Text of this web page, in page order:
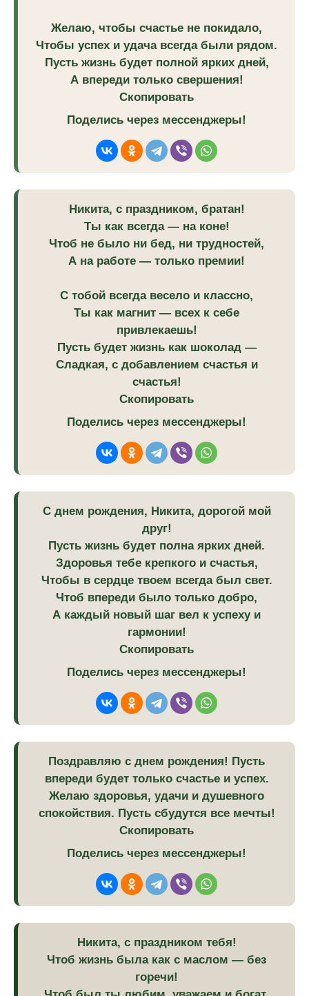
Желаю, чтобы счастье не покидало,
Чтобы успех и удача всегда были рядом.
Пусть жизнь будет полной ярких дней,
А впереди только свершения!
Скопировать
Поделись через мессенджеры!
Никита, с праздником, братан!
Ты как всегда — на коне!
Чтоб не было ни бед, ни трудностей,
А на работе — только премии!
С тобой всегда весело и классно,
Ты как магнит — всех к себе
привлекаешь!
Пусть будет жизнь как шоколад —
Сладкая, с добавлением счастья и
счастья!
Скопировать
Поделись через мессенджеры!
С днем рождения, Никита, дорогой мой
друг!
Пусть жизнь будет полна ярких дней.
Здоровья тебе крепкого и счастья,
Чтобы в сердце твоем всегда был свет.
Чтоб впереди было только добро,
А каждый новый шаг вел к успеху и
гармонии!
Скопировать
Поделись через мессенджеры!
Поздравляю с днем рождения! Пусть
впереди будет только счастье и успех.
Желаю здоровья, удачи и душевного
спокойствия. Пусть сбудутся все мечты!
Скопировать
Поделись через мессенджеры!
Никита, с праздником тебя!
Чтоб жизнь была как с маслом — без
горечи!